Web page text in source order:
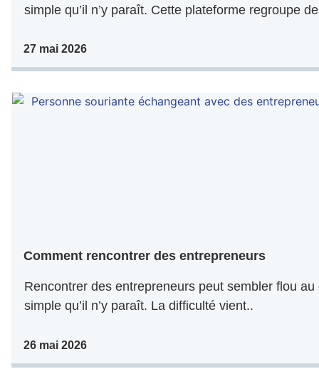
simple qu’il n’y paraît. Cette plateforme regroupe
27 mai 2026
Comment rencontrer des entrepreneurs
Rencontrer des entrepreneurs peut sembler flou
simple qu’il n’y paraît. La difficulté vient..
26 mai 2026